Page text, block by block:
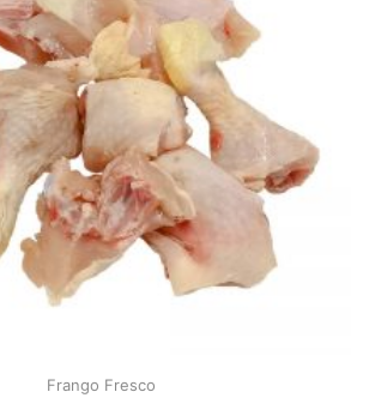
Frango Fresco